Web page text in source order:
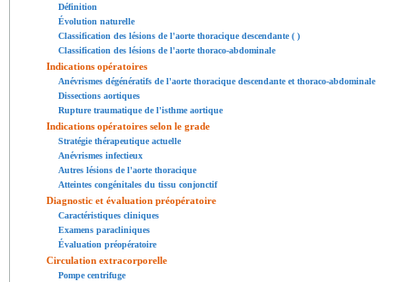
Définition
Évolution naturelle
Classification des lésions de l'aorte thoracique descendante ( )
Classification des lésions de l'aorte thoraco-abdominale
Indications opératoires
Anévrismes dégénératifs de l'aorte thoracique descendante et thoraco-abdominale
Dissections aortiques
Rupture traumatique de l'isthme aortique
Indications opératoires selon le grade
Stratégie thérapeutique actuelle
Anévrismes infectieux
Autres lésions de l'aorte thoracique
Atteintes congénitales du tissu conjonctif
Diagnostic et évaluation préopératoire
Caractéristiques cliniques
Examens paracliniques
Évaluation préopératoire
Circulation extracorporelle
Pompe centrifuge